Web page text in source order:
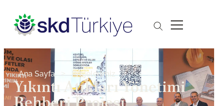
Ana Sayfa > Projelerimiz >
Yıkıntı Atıkları Yönetimi